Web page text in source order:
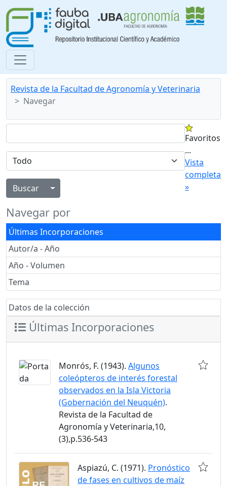
Revista de la Facultad de Agronomía y Veterinaria
Navegar
Alternar menú desplegable
Favoritos
...
Vista
completa
»
Navegar por
Últimas Incorporaciones
Autor/a - Año
Año - Volumen
Tema
Datos de la colección
Últimas Incorporaciones
Monrós, F. (1943). Algunos
coleópteros de interés forestal
observados en la Isla Victoria
(Gobernación del Neuquén).
Revista de la Facultad de
Agronomía y Veterinaria,10,
(3),p.536-543
Aspiazú, C. (1971). Pronóstico
de fases en cultivos de maíz